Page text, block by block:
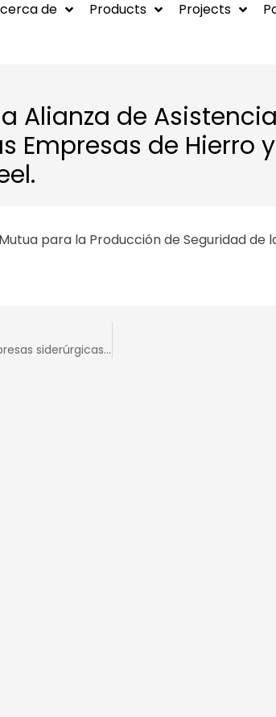
de Products Projects
Proyecto-Casa
Contenedor
Proyecto-
de Protección
Alianza de
Empresas de Hierro
para la Producción de Seguridad de
Buscando nuevas oportunidades de desarrollo, muchas empresas siderúrgicas de la provincia han desplegado